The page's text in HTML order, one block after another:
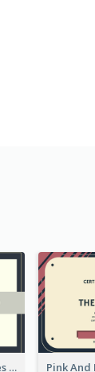
Green And Grey Triangles With Badge Certificate